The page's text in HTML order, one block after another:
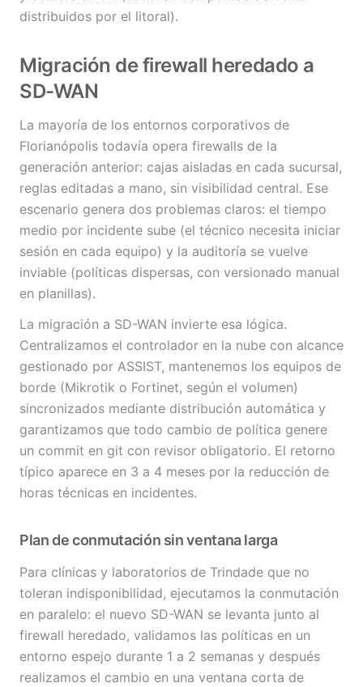
distribuidos por el litoral).
Migración de firewall heredado a
SD-WAN
La mayoría de los entornos corporativos de
Florianópolis todavía opera firewalls de la
generación anterior: cajas aisladas en cada sucursal,
reglas editadas a mano, sin visibilidad central. Ese
escenario genera dos problemas claros: el tiempo
medio por incidente sube (el técnico necesita iniciar
sesión en cada equipo) y la auditoría se vuelve
inviable (políticas dispersas, con versionado manual
en planillas).
La migración a SD-WAN invierte esa lógica.
Centralizamos el controlador en la nube con alcance
gestionado por ASSIST, mantenemos los equipos de
borde (Mikrotik o Fortinet, según el volumen)
sincronizados mediante distribución automática y
garantizamos que todo cambio de política genere
un commit en git con revisor obligatorio. El retorno
típico aparece en 3 a 4 meses por la reducción de
horas técnicas en incidentes.
Plan de conmutación sin ventana larga
Para clínicas y laboratorios de Trindade que no
toleran indisponibilidad, ejecutamos la conmutación
en paralelo: el nuevo SD-WAN se levanta junto al
firewall heredado, validamos las políticas en un
entorno espejo durante 1 a 2 semanas y después
realizamos el cambio en una ventana corta de